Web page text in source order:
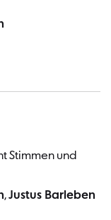
Stimmen und
,Justus Barleben